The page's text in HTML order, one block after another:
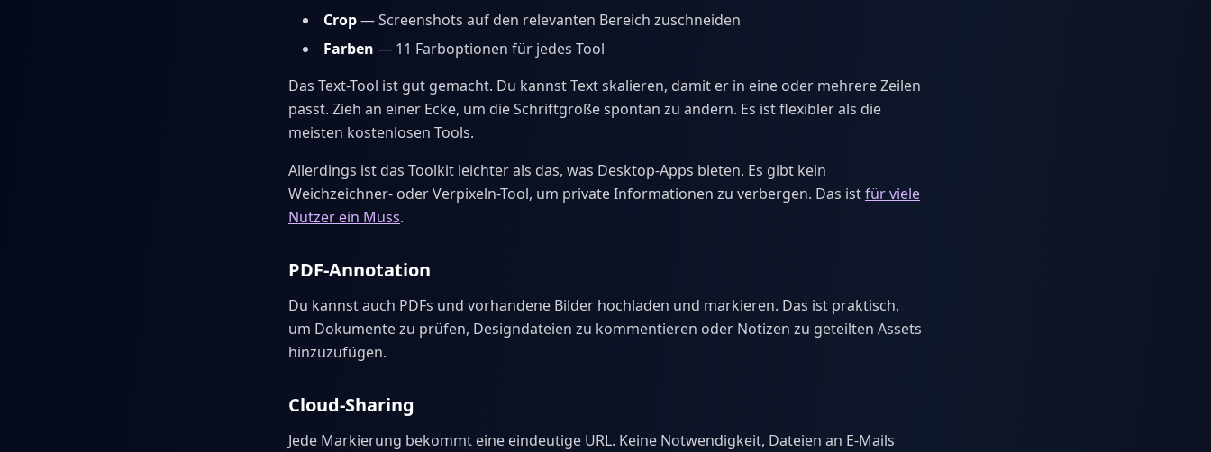
Crop— Screenshots auf den relevanten Bereich zuschneiden
Farben — 11 Farboptionen für jedes Tool
Das Text-Tool ist gut gemacht. Du kannst Text skalieren, damit er in eine oder mehrere Zeilen
passt. Zieh an einer Ecke, um die Schriftgröße spontan zu ändern. Es ist flexibler als die
meisten kostenlosen Tools.
Allerdings ist das Toolkit leichter als das, was Desktop-Apps bieten. Es gibt kein
Weichzeichner- oder Verpixeln-Tool, um private Informationen zu verbergen. Das istfür viele
Nutzer ein Muss.
PDF-Annotation
Du kannst auch PDFs und vorhandene Bilder hochladen und markieren. Das ist praktisch,
um Dokumente zu prüfen, Designdateien zu kommentieren oder Notizen zu geteilten Assets
hinzuzufügen.
Cloud-Sharing
Jede Markierung bekommt eine eindeutige URL. Keine Notwendigkeit, Dateien an E-Mails